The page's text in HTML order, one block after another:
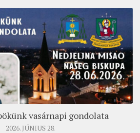
vasárnapi gondolata
2026. JÚNIUS 28.